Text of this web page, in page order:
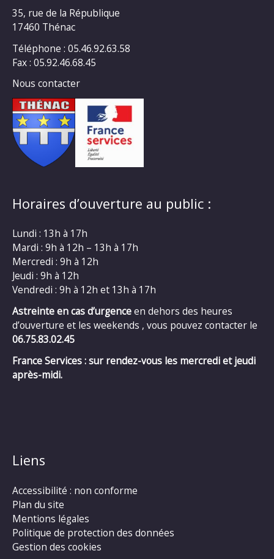
35, rue de la République
17460 Thénac
Téléphone : 05.46.92.63.58
Fax : 05.92.46.68.45
Nous contacter
Horaires d’ouverture au public :
Lundi : 13h à 17h
Mardi : 9h à 12h – 13h à 17h
Mercredi : 9h à 12h
Jeudi : 9h à 12h
Vendredi : 9h à 12h et 13h à 17h
Astreinte en cas d’urgenceen dehors des heures
d’ouverture et les weekends , vous pouvez contacter le
06.75.83.02.45
France Services : sur rendez-vous les mercredi et jeudi
après-midi.
Liens
Accessibilité : non conforme
Plan du site
Mentions légales
Politique de protection des données
Gestion des cookies